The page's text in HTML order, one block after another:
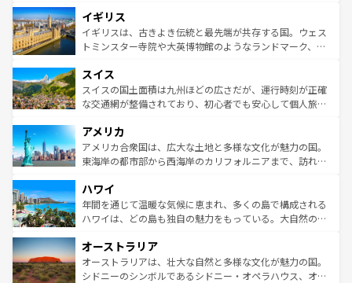
いる。シャンパンの発祥地であるランス、プロヴァンスの
香り高いラベンダー畑など、多彩な楽しみ方が可能だ。さ
らに、パリ以外の地域にも魅力が溢れており、どの街角に
れる地方に足を運ぶとそれぞれで全く異なる文化を体験で
きるだろう。 なお、新着のフランス情報はコンテンツ一覧
を参照してほしい。
顔を持つこの国は、どこを歩いても飽きることがない。ベ
ルリンの文化的活気、バイエルン州のアルプスの絶景、そ
してライン川沿いのワイン畑といった風景は必見。ビール
は、お酒好きな人にはぜひ体験してほしい。 なお、新着の
ドイツ情報はコンテンツ一覧を参照してほしい。
イギリス
イギリスは、古きよき伝統と最先端が共存する国。ウェス
トミンスター寺院や大英博物館のようなランドマーク、歴
リアごとに異なる魅力がある。また、優雅なアフタヌーン
ティー、ビール好きにはたまらない英国パブ、サッカー観
戦など、本場だからこそできる体験も豊富。イギリスを旅
ンツ一覧を参照してほしい。
スイス
スイスの国土面積は九州ほどの広さだが、運行時刻が正確
な交通網が整備されており、初心者でも安心して個人旅行
の建物がそのまま残る町や、スイスならではのユニークな
博物館もあり、アルプス観光だけでなく町歩きも満喫する
ことができる。国民の所得が高いため物価も高いが、旅行
ば市内交通費無料で観光を楽しむこともできる。 なお、新
着のスイス情報はコンテンツ一覧 を参照してほしい。
アメリカ
アメリカ合衆国は、広大な土地と多様な文化が魅力の国。
東海岸の都市部から西海岸のカリフォルニアまで、訪れる
のような巨大都市は、観光、ショッピング、エンターテイ
ンメントが詰まった刺激的なスポットだ。一方、アメリカ
西部には大自然が広がり、グランドキャニオンやイエロー
部のニューオーリンズでは、音楽と美食が融合した独特の
文化が魅力。旅行者はアメリカの各地域で異なる魅力を楽
しみながら、その多様性と豊かな歴史を感じることができ
ハワイ
年間を通じて温暖な気候に恵まれ、多くの島で構成される
ハワイは、どの島も独自の魅力をもっている。大自然の神
ワイ島は見逃せない。また、定番の観光地といえばオアフ
島だが、静かな自然を求めるならマウイ島やカウアイ島が
おすすめ。エメラルドグリーンに輝く海をはじめ、豊かな
オーストラリア
オーストラリアは、壮大な自然と多様な文化が魅力の国。
シドニーのシンボルであるシドニー・オペラハウス、オー